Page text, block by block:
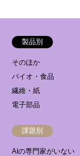
製品別
そのほか
バイオ・食品
繊維・紙
電子部品
課題別
AIの専門家がいない